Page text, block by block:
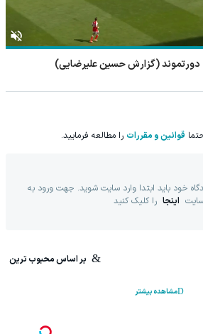
- دورتموند (گزارش حسین علیرضایی)
قوانین و مقررات را مطالعه فرمایید.
خود باید ابتدا وارد سایت شوید. جهت ورود به
اینجا را کلیک کنید
بر اساس محبوب ترین
مشاهده بیشتر